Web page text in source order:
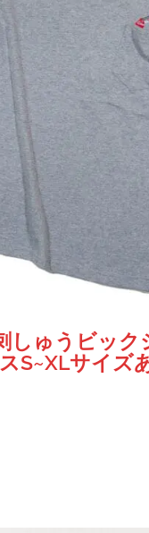
ゅうビック
S~XLサイズ